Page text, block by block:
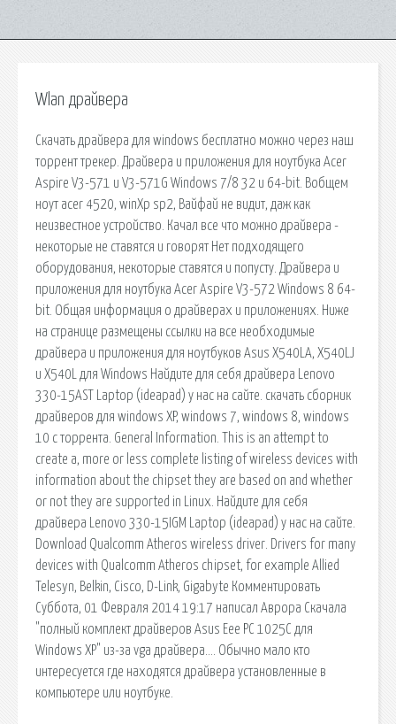
Wlan драйвера
Скачать драйвера для windows бесплатно можно через наш
торрент трекер. Драйвера и приложения для ноутбука Acer
Aspire V3-571 и V3-571G Windows 7/8 32 и 64-bit. Вобщем
ноут acer 4520, winXp sp2, Вайфай не видит, даж как
неизвестное устройство. Качал все что можно драйвера -
некоторые не ставятся и говорят Нет подходящего
оборудования, некоторые ставятся и попусту. Драйвера и
приложения для ноутбука Acer Aspire V3-572 Windows 8 64-
bit. Общая информация о драйверах и приложениях. Ниже
на странице размещены ссылки на все необходимые
драйвера и приложения для ноутбуков Asus X540LA, X540LJ
и X540L для Windows Найдите для себя драйвера Lenovo
330-15AST Laptop (ideapad) у нас на сайте. скачать сборник
драйверов для windows XP, windows 7, windows 8, windows
10 с торрента. General Information. This is an attempt to
create a, more or less complete listing of wireless devices with
information about the chipset they are based on and whether
or not they are supported in Linux. Найдите для себя
драйвера Lenovo 330-15IGM Laptop (ideapad) у нас на сайте.
Download Qualcomm Atheros wireless driver. Drivers for many
devices with Qualcomm Atheros chipset, for example Allied
Telesyn, Belkin, Cisco, D-Link, Gigabyte Комментировать
Суббота, 01 Февраля 2014 19:17 написал Аврора Скачала
"полный комплект драйверов Asus Eee PC 1025C для
Windows XP" из-за vga драйвера…. Обычно мало кто
интересуется где находятся драйвера установленные в
компьютере или ноутбуке.